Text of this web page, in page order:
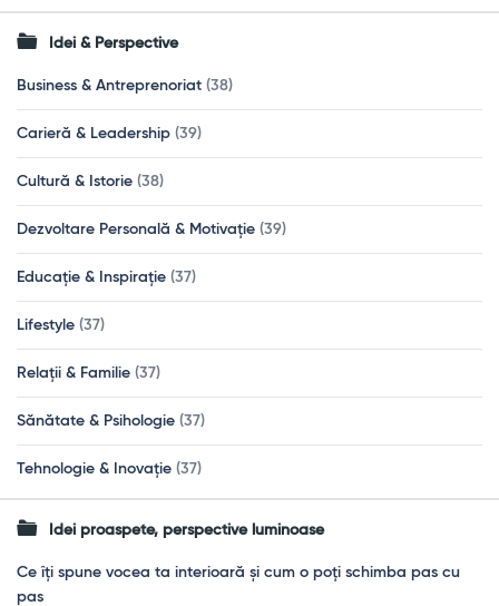
Idei & Perspective
Business & Antreprenoriat (38)
Carieră & Leadership (39)
Cultură & Istorie (38)
Dezvoltare Personală & Motivație (39)
Educație & Inspirație (37)
Lifestyle (37)
Relații & Familie (37)
Sănătate & Psihologie (37)
Tehnologie & Inovație (37)
Idei proaspete, perspective luminoase
Ce îți spune vocea ta interioară și cum o poți schimba pas cu
pas